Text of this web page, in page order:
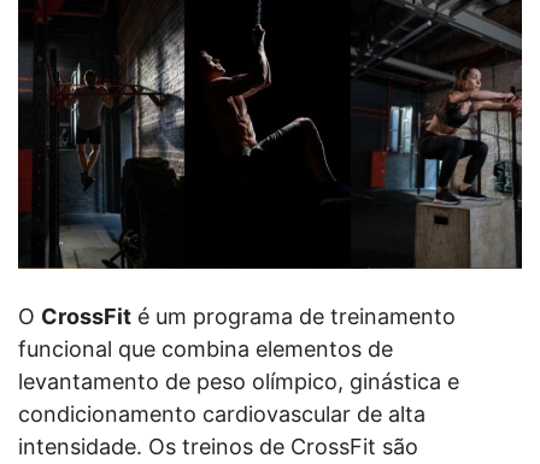
O CrossFit é um programa de treinamento
funcional que combina elementos de
levantamento de peso olímpico, ginástica e
condicionamento cardiovascular de alta
intensidade. Os treinos de CrossFit são